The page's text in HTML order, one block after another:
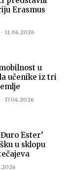
Erasmus
- 11.06.2026
u
učenike iz tri
- 17.04.2026
Ester’
u sklopu